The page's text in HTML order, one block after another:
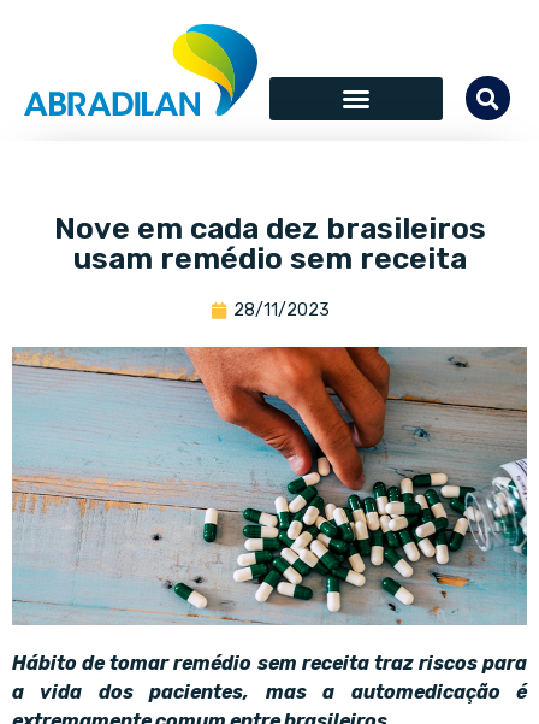
Nove em cada dez brasileiros
usam remédio sem receita
28/11/2023
Hábito de tomar remédio sem receita traz riscos para
a vida dos pacientes, mas a automedicação é